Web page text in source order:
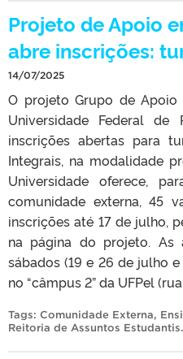
Projeto de Apoio
abre inscrições:
14/07/2025
O projeto Grupo de Apoio
Universidade Federal de
inscrições abertas para
Integrais, na modalidade
Universidade oferece,
comunidade externa, 45
inscrições até 17 de julho,
na página do projeto. As
sábados (19 e 26 de julho
no “câmpus 2” da UFPel
Tags: Comunidade Externa,
Reitoria de Assuntos Estudantis.